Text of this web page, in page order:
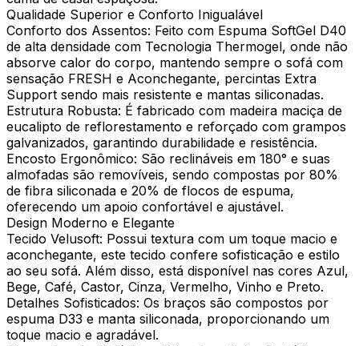
Qualidade Superior e Conforto Inigualável
Conforto dos Assentos: Feito com Espuma SoftGel D40
de alta densidade com Tecnologia Thermogel, onde não
absorve calor do corpo, mantendo sempre o sofá com
sensação FRESH e Aconchegante, percintas Extra
Support sendo mais resistente e mantas siliconadas.
Estrutura Robusta: É fabricado com madeira maciça de
eucalipto de reflorestamento e reforçado com grampos
galvanizados, garantindo durabilidade e resistência.
Encosto Ergonômico: São reclináveis em 180° e suas
almofadas são removíveis, sendo compostas por 80%
de fibra siliconada e 20% de flocos de espuma,
oferecendo um apoio confortável e ajustável.
Design Moderno e Elegante
Tecido Velusoft: Possui textura com um toque macio e
aconchegante, este tecido confere sofisticação e estilo
ao seu sofá. Além disso, está disponível nas cores Azul,
Bege, Café, Castor, Cinza, Vermelho, Vinho e Preto.
Detalhes Sofisticados: Os braços são compostos por
espuma D33 e manta siliconada, proporcionando um
toque macio e agradável.